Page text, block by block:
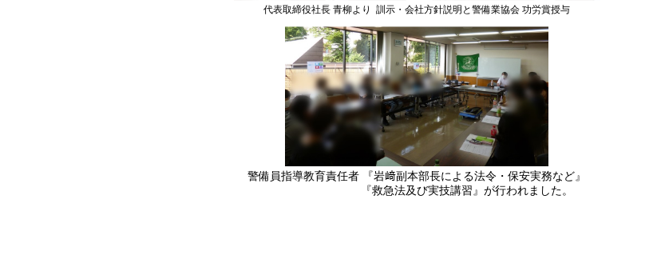
代表取締役社長 青柳より 訓示・会社方針説明と警備業協会 功労賞授与
警備員指導教育責任者 『岩﨑副本部長による法令・保安実務など』
『救急法及び実技講習』が行われました。